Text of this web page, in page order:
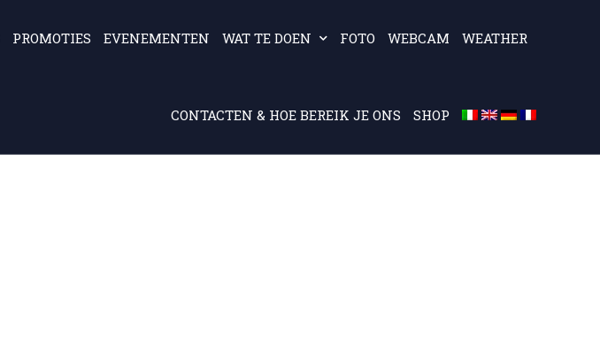
PROMOTIES EVENEMENTEN WAT TE DOEN FOTO WEBCAM WEATHER
CONTACTEN & HOE BEREIK JE ONS SHOP